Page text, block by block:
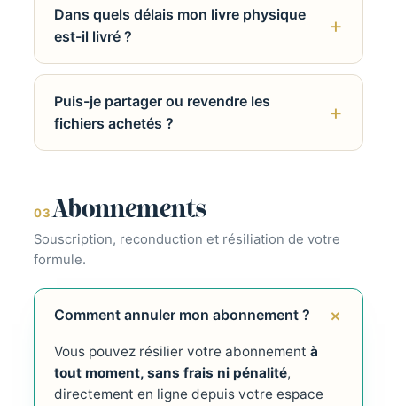
Dans quels délais mon livre physique
est-il livré ?
Puis-je partager ou revendre les
fichiers achetés ?
03Abonnements
Souscription, reconduction et résiliation de votre
formule.
Comment annuler mon abonnement ?
Vous pouvez résilier votre abonnement à
tout moment, sans frais ni pénalité,
directement en ligne depuis votre espace